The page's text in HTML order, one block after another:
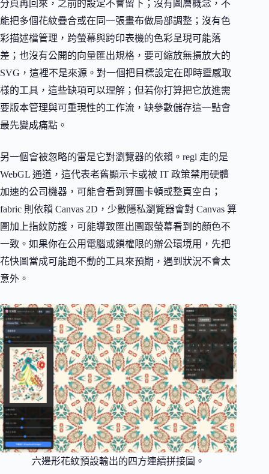
分頁再回來，之前的設定不會留下；沒有圖層概念，不
能把多個花紋疊合或在同一張畫布做局部調整；沒有色
彩描述檔管理，跨螢幕與跨印表機的色彩呈現可能落
差；也沒有公開的向量匯出規格，要可縮放無損放大的
SVG，這裡不是來源。對一個把目標設定在即時靈感取
樣的工具，這些缺項可以理解；但若你打算把它放進需
要版本管理與可重現性的工作流，缺參數儲存這一點會
最先變成痛點。
另一個會被忽略的雷是它對瀏覽器的依賴。regl 走的是
WebGL 通道，這代表老舊顯示卡或被 IT 政策禁用硬體
加速的公司機器，可能會看到算圖卡頓或整頁空白；
fabric 則依賴 Canvas 2D，少數隱私瀏覽器會對 Canvas 算
圖加上指紋防護，可能導致匯出圖跟螢幕看到的顏色不
一致。如果你在公用電腦或鎖權限的辦公環境用，先把
花快圖當成可能跑不動的工具來預期，遇到狀況不會太
意外。
六邊形花紋預設輸出的四方連續拼接圖。